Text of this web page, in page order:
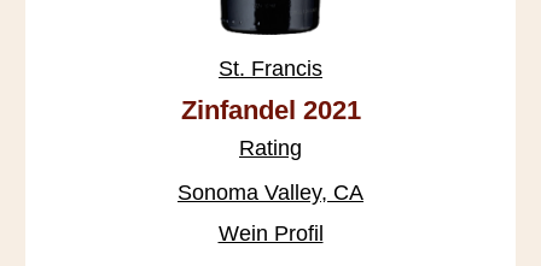
St. Francis
Zinfandel 2021
Rating
Sonoma Valley, CA
Wein Profil